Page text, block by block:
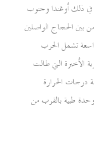
في ذلك أوغندا وجنوب
بين الحجاج الواصلين
تشمل الحرب
الأخيرة التي طالت
درجات الحرارة
المرتفعة عبر إنشاء طرق مظللة وتوفير ما لا يقل عن 34 وحدة طبية بالقرب من